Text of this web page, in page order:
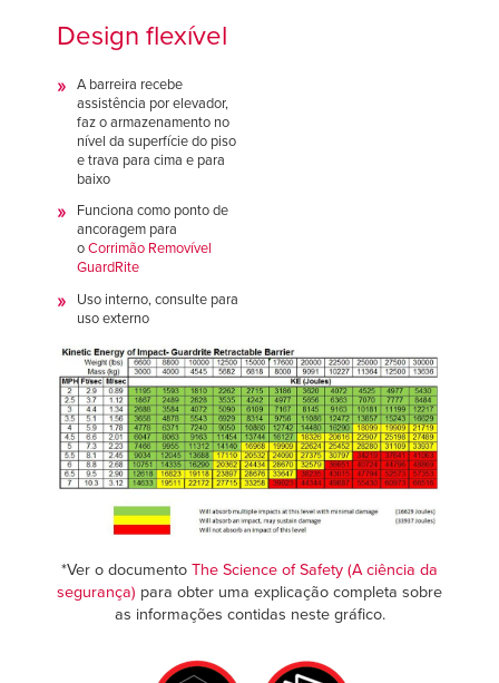
Design flexível
A barreira recebe
assistência por elevador,
faz o armazenamento no
nível da superfície do piso
e trava para cima e para
baixo
Funciona como ponto de
ancoragem para
oCorrimão Removível
GuardRite
Uso interno, consulte para
uso externo
*Ver o documento The Science of Safety (A ciência da
segurança) para obter uma explicação completa sobre
as informações contidas neste gráfico.